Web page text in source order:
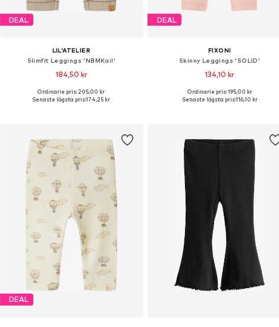
DEAL
LIL'ATELIER
Slimfit Leggings 'NBMKail'
184,50 kr
+1
Tillgängliga storlekar: 62, 68, 74, 80, 86
Ordinarie pris: 205,00 kr
Senaste lägsta pris:174,25 kr
DEAL
FIXONI
Skinny Leggings 'SOLID'
134,10 kr
Tillgängliga storlekar: 56, 62, 68, 74, 80
Ordinarie pris: 195,00 kr
Senaste lägsta pris:116,10 kr
DEAL